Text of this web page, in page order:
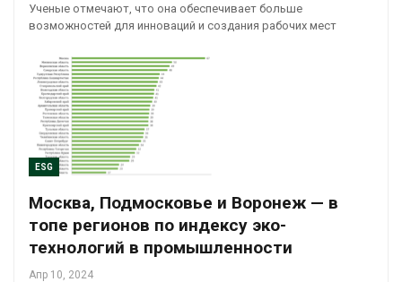
Ученые отмечают, что она обеспечивает больше
возможностей для инноваций и создания рабочих мест
ESG
Москва, Подмосковье и Воронеж — в
топе регионов по индексу эко-
технологий в промышленности
Апр 10, 2024